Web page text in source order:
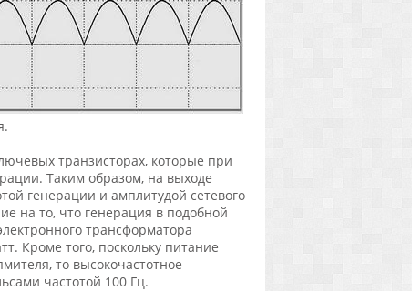
транзисторах, которые при
Таким образом, на выходе
генерации и амплитудой сетевого
на то, что генерация в подобной
трансформатора
Кроме того, поскольку питание
то высокочастотное
частотой 100 Гц.